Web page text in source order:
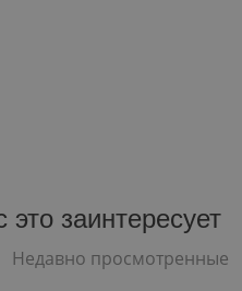
заинтересует
Недавно просмотренные